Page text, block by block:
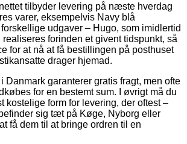
tilbyder levering på næste hverdag
varer, eksempelvis Navy blå
udgaver – Hugo, som imidlertid
forinden et givent tidspunkt, så
for at nå at få bestillingen på posthuset
drager hjemad.
Danmark garanterer gratis fragt, men ofte
for en bestemt sum. I øvrigt må du
kostelige form for levering, der oftest –
sig tæt på Køge, Nyborg eller
få dem til at bringe ordren til en